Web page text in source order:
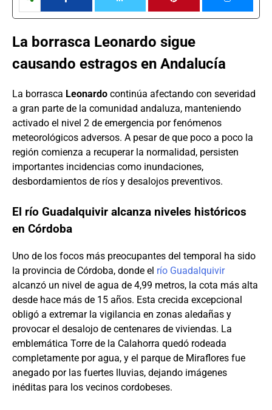
La borrasca Leonardo sigue
causando estragos en Andalucía
La borrasca Leonardo continúa afectando con severidad
a gran parte de la comunidad andaluza, manteniendo
activado el nivel 2 de emergencia por fenómenos
meteorológicos adversos. A pesar de que poco a poco la
región comienza a recuperar la normalidad, persisten
importantes incidencias como inundaciones,
desbordamientos de ríos y desalojos preventivos.
El río Guadalquivir alcanza niveles históricos
en Córdoba
Uno de los focos más preocupantes del temporal ha sido
la provincia de Córdoba, donde el río Guadalquivir
alcanzó un nivel de agua de 4,99 metros, la cota más alta
desde hace más de 15 años. Esta crecida excepcional
obligó a extremar la vigilancia en zonas aledañas y
provocar el desalojo de centenares de viviendas. La
emblemática Torre de la Calahorra quedó rodeada
completamente por agua, y el parque de Miraflores fue
anegado por las fuertes lluvias, dejando imágenes
inéditas para los vecinos cordobeses.